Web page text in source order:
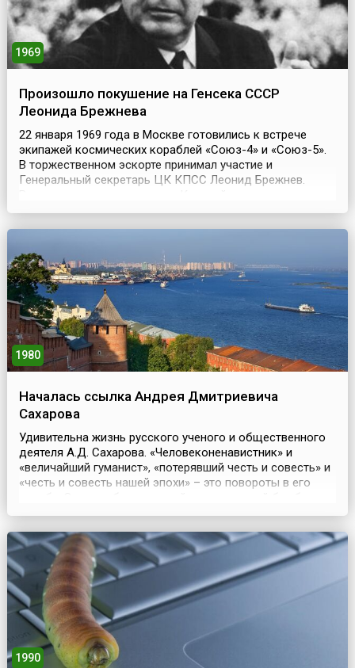
1969
Произошло покушение на Генсека СССР
Леонида Брежнева
22 января 1969 года в Москве готовились к встрече
экипажей космических кораблей «Союз-4» и «Союз-5».
В торжественном эскорте принимал участие и
Генеральный секретарь ЦК КПСС Леонид Брежнев.
Неожиданно эфир был прерван. Только через день
случилось...
1980
Началась ссылка Андрея Дмитриевича
Сахарова
Удивительна жизнь русского ученого и общественного
деятеля А.Д. Сахарова. «Человеконенавистник» и
«величайший гуманист», «потерявший честь и совесть» и
«честь и совесть нашей эпохи» – это повороты в его
него посыпались награды (избрание академиком,
труда, причем за свою жизнь он получил его три...
1990